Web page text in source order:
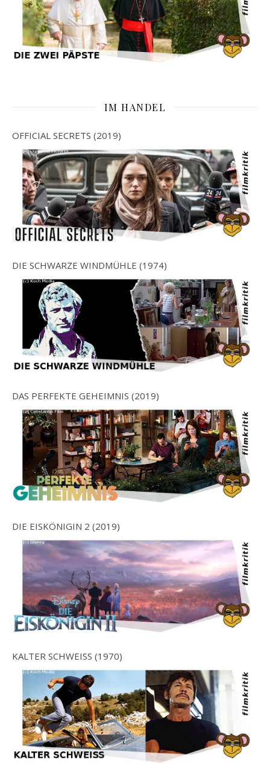
IM HANDEL
OFFICIAL SECRETS (2019)
DIE SCHWARZE WINDMÜHLE (1974)
DAS PERFEKTE GEHEIMNIS (2019)
DIE EISKÖNIGIN 2 (2019)
KALTER SCHWEISS (1970)